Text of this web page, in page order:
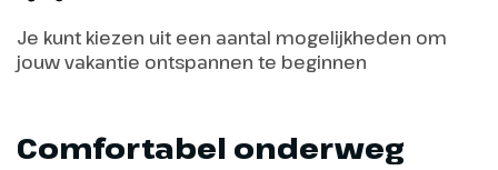
Alcobaça, Óbidos
fruitteelt, maar ook van het
Je kunt kiezen uit een aantal mogelijkheden om
jouw vakantie ontspannen te beginnen
Comfortabel onderweg